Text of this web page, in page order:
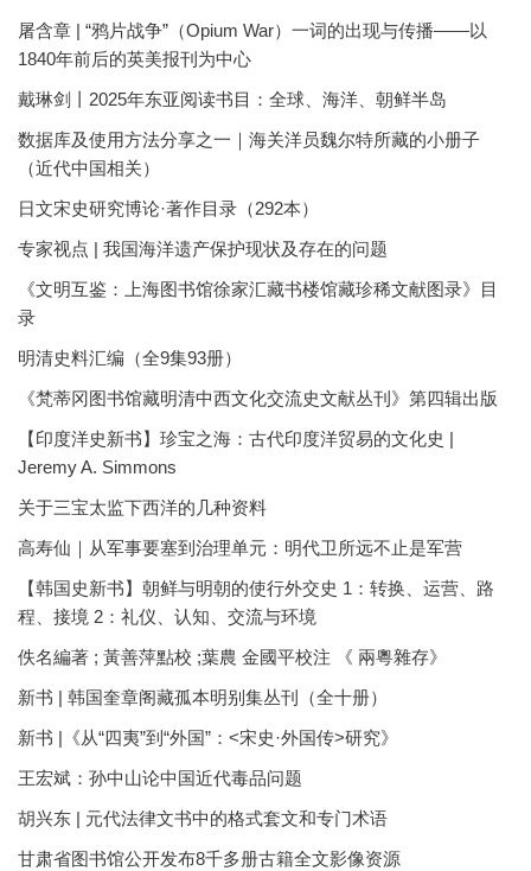
屠含章 | “鸦片战争”（Opium War）一词的出现与传播——以
1840年前后的英美报刊为中心
戴琳剑丨2025年东亚阅读书目：全球、海洋、朝鲜半岛
数据库及使用方法分享之一｜海关洋员魏尔特所藏的小册子
（近代中国相关）
日文宋史研究博论·著作目录（292本）
专家视点 | 我国海洋遗产保护现状及存在的问题
《文明互鉴：上海图书馆徐家汇藏书楼馆藏珍稀文献图录》目
录
明清史料汇编（全9集93册）
《梵蒂冈图书馆藏明清中西文化交流史文献丛刊》第四辑出版
【印度洋史新书】珍宝之海：古代印度洋贸易的文化史 |
Jeremy A. Simmons
关于三宝太监下西洋的几种资料
高寿仙｜从军事要塞到治理单元：明代卫所远不止是军营
【韩国史新书】朝鲜与明朝的使行外交史 1：转换、运营、路
程、接境 2：礼仪、认知、交流与环境
佚名編著 ; 黃善萍點校 ;葉農 金國平校注 《 兩粵雜存》
新书 | 韩国奎章阁藏孤本明别集丛刊（全十册）
新书 |《从“四夷”到“外国”：<宋史·外国传>研究》
王宏斌：孙中山论中国近代毒品问题
胡兴东 | 元代法律文书中的格式套文和专门术语
甘肃省图书馆公开发布8千多册古籍全文影像资源